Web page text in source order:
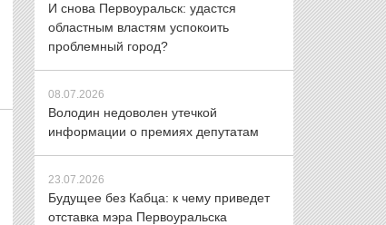
И снова Первоуральск: удастся
областным властям успокоить
проблемный город?
08.07.2026
Володин недоволен утечкой
информации о премиях депутатам
23.07.2026
Будущее без Кабца: к чему приведет
отставка мэра Первоуральска